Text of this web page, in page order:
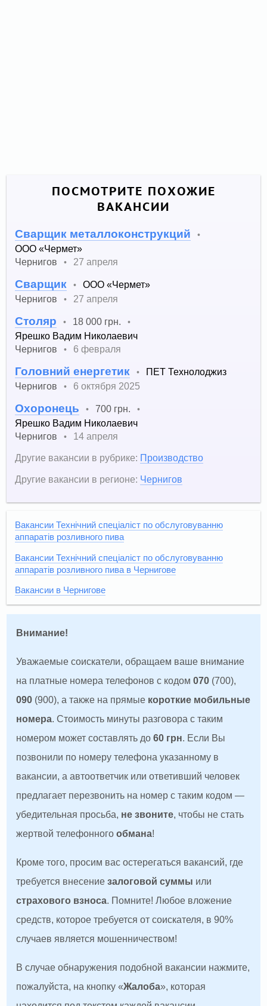
ПОСМОТРИТЕ ПОХОЖИЕ
ВАКАНСИИ
Сварщик металлоконструкций •
ООО «Чермет»
Чернигов
• 27 апреля
Сварщик •
ООО «Чермет»
Чернигов
• 27 апреля
Столяр • 18 000 грн. •
Ярешко Вадим Николаевич
Чернигов
• 6 февраля
Головний енергетик •
ПЕТ Технолоджиз
Чернигов
• 6 октября 2025
Охоронець • 700 грн. •
Ярешко Вадим Николаевич
Чернигов
•
14 апреля
Другие вакансии в рубрике: Производство
Другие вакансии в регионе: Чернигов
Вакансии Технічний спеціаліст по обслуговуванню
аппаратів розливного пива
Вакансии Технічний спеціаліст по обслуговуванню
аппаратів розливного пива в Чернигове
Вакансии в Чернигове
Внимание!
Уважаемые соискатели, обращаем ваше внимание
на платные номера телефонов с кодом070 (700),
090 (900), а также на прямые короткие мобильные
номера. Стоимость минуты разговора с таким
номером может составлять до60 грн. Если Вы
позвонили по номеру телефона указанному в
вакансии, а автоответчик или ответивший человек
предлагает перезвонить на номер с таким кодом —
убедительная просьба, не звоните, чтобы не стать
жертвой телефонногообмана!
Кроме того, просим вас остерегаться вакансий, где
требуется внесениезалоговой суммы или
страхового взноса. Помните! Любое вложение
средств, которое требуется от соискателя, в 90%
случаев является мошенничеством!
В случае обнаружения подобной вакансии нажмите,
пожалуйста, на кнопку «Жалоба», которая